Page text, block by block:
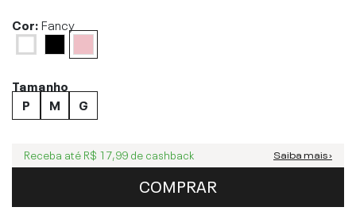
Cor:Fancy
Tamanho
P
M G
Receba até R$ 17,99 de cashback Saiba mais ›
COMPRAR